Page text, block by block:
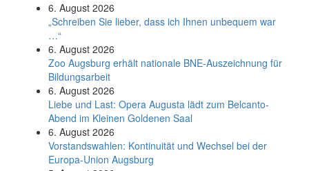
6. August 2026
„Schreiben Sie lieber, dass ich Ihnen unbequem war
…“
6. August 2026
Zoo Augsburg erhält nationale BNE-Auszeichnung für
Bildungsarbeit
6. August 2026
Liebe und Last: Opera Augusta lädt zum Belcanto-
Abend im Kleinen Goldenen Saal
6. August 2026
Vorstandswahlen: Kontinuität und Wechsel bei der
Europa-Union Augsburg